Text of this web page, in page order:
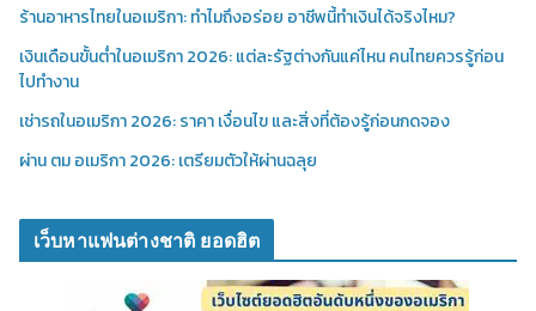
ร้านอาหารไทยในอเมริกา: ทำไมถึงอร่อย อาชีพนี้ทำเงินได้จริงไหม?
เงินเดือนขั้นต่ำในอเมริกา 2026: แต่ละรัฐต่างกันแค่ไหน คนไทยควรรู้ก่อน
ไปทำงาน
เช่ารถในอเมริกา 2026: ราคา เงื่อนไข และสิ่งที่ต้องรู้ก่อนกดจอง
ผ่าน ตม อเมริกา 2026: เตรียมตัวให้ผ่านฉลุย
เว็บหาแฟนต่างชาติ ยอดฮิต